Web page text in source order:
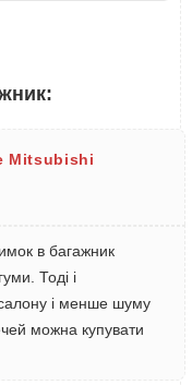
Mitsubishi
в багажник
Тоді і
і менше шуму
можна купувати